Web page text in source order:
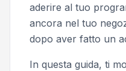
aderire al tuo
ancora nel tuo
dopo aver fatto un
In questa guida, ti